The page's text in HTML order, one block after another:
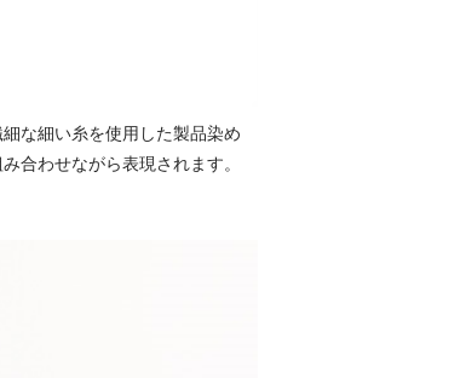
な細い糸を使用した製品染め
合わせながら表現されます。